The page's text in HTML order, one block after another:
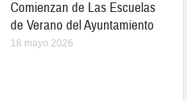
Comienzan de Las Escuelas
de Verano del Ayuntamiento
18 mayo 2026